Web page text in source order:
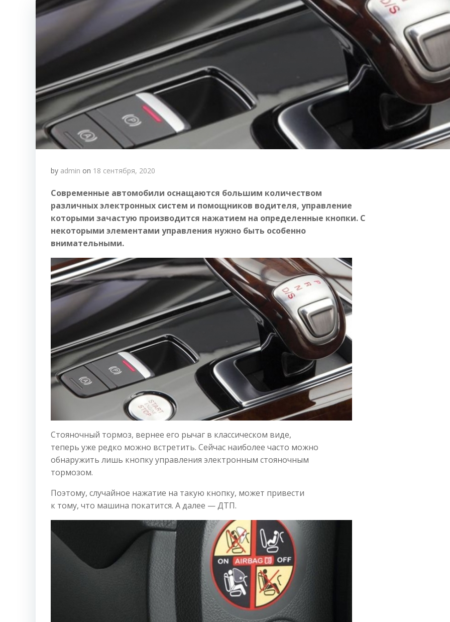
by admin on 18 сентября, 2020
Современные автомобили оснащаются большим количеством
различных электронных систем и помощников водителя, управление
которыми зачастую производится нажатием на определенные кнопки. С
некоторыми элементами управления нужно быть особенно
внимательными.
Стояночный тормоз, вернее его рычаг в классическом виде,
теперь уже редко можно встретить. Сейчас наиболее часто можно
обнаружить лишь кнопку управления электронным стояночным
тормозом.
Поэтому, случайное нажатие на такую кнопку, может привести
к тому, что машина покатится. А далее — ДТП.